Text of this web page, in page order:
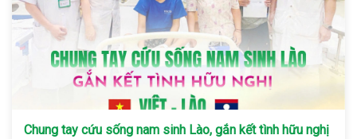
Chung tay cứu sống nam sinh Lào, gắn kết tình hữu nghị